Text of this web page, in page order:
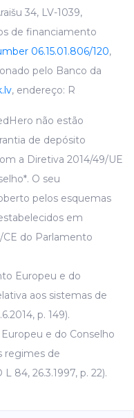
34, LV-1039,
de financiamento
06.15.01.806/120,
pelo Banco da
, endereço: R
não estão
de depósito
a Diretiva 2014/49/UE
O seu
pelos esquemas
em
do Parlamento
Europeu e do
aos sistemas de
p. 149).
e do Conselho
regimes de
84, 26.3.1997, p. 22).